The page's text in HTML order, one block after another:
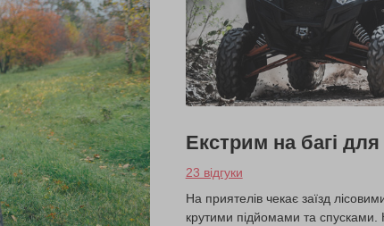
Екстрим на багі
23 відгуки
На приятелів чекає заїзд
крутими підйомами та спусками.